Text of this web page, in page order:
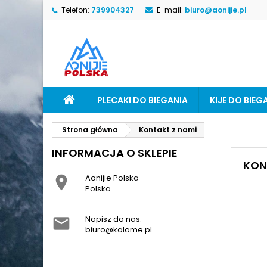
Telefon: 739904327 E-mail: biuro@aonijie.pl
PLECAKI DO BIEGANIA KIJE DO
Strona główna Kontakt z nami
INFORMACJA O SKLEPIE

Aonijie Polska
Polska

Napisz do nas:
biuro@kalame.pl